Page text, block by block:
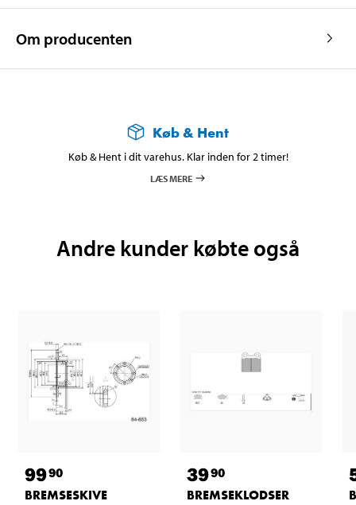
Om producenten
Køb & Hent
Køb & Hent i dit varehus. Klar inden for 2 timer!
LÆS MERE
Andre kunder købte også
9990
BREMSESKIVE
3990
BREMSEKLODSER